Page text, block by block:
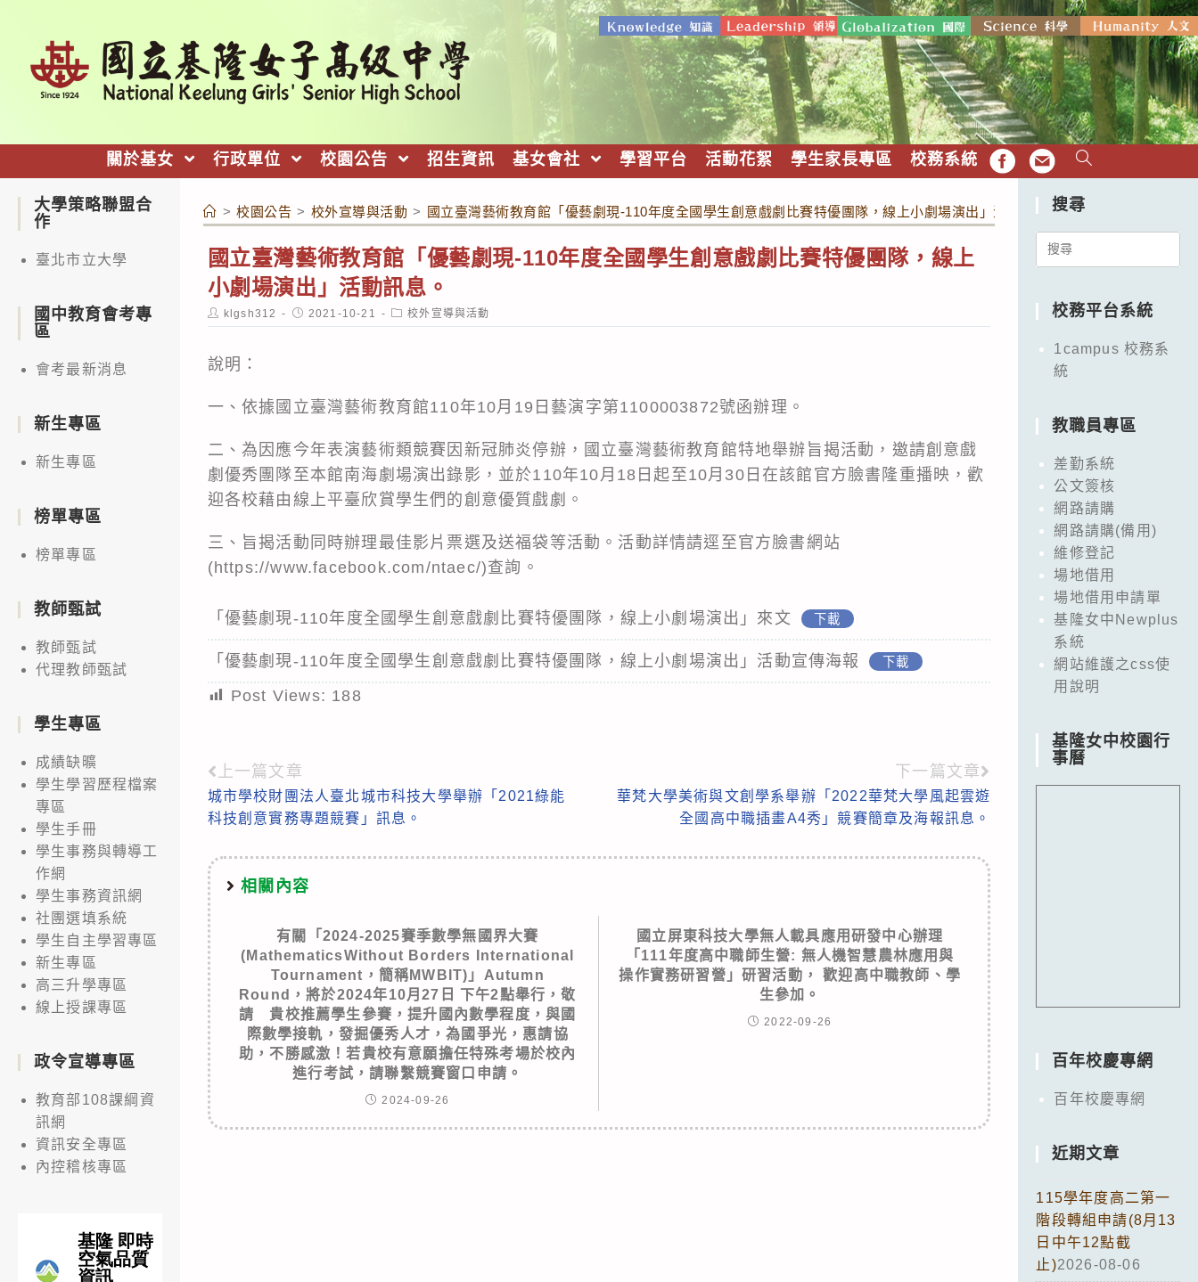
關於基女 行政單位 校園公告 招生資訊 基女會社 學習平台 活動花絮 學生家長專區 校務系統 FB EMAIL
> 校園公告 > 校外宣導與活動 > 國立臺灣藝術教育館「優藝劇現-110年度全國學生創意戲劇比賽特優團隊，線上小劇場演出」活動訊息。
國立臺灣藝術教育館「優藝劇現-110年度全國學生創意戲劇比賽特優團隊，線上
小劇場演出」活動訊息。
Post
author:
klgsh312
Post
published:
2021-10-21
Post
category:
校外宣導與活動
說明：
一、依據國立臺灣藝術教育館110年10月19日藝演字第1100003872號函辦理。
二、為因應今年表演藝術類競賽因新冠肺炎停辦，國立臺灣藝術教育館特地舉辦旨揭活動，邀請創意戲
劇優秀團隊至本館南海劇場演出錄影，並於110年10月18日起至10月30日在該館官方臉書隆重播映，歡
迎各校藉由線上平臺欣賞學生們的創意優質戲劇。
三、旨揭活動同時辦理最佳影片票選及送福袋等活動。活動詳情請逕至官方臉書網站
(https://www.facebook.com/ntaec/)查詢。
「優藝劇現-110年度全國學生創意戲劇比賽特優團隊，線上小劇場演出」來文 下載
「優藝劇現-110年度全國學生創意戲劇比賽特優團隊，線上小劇場演出」活動宣傳海報 下載
Post Views: 188
Read
more
上一篇文章
城市學校財團法人臺北城市科技大學舉辦「2021綠能
科技創意實務專題競賽」訊息。
下一篇文章
華梵大學美術與文創學系舉辦「2022華梵大學風起雲遊
全國高中職插畫A4秀」競賽簡章及海報訊息。
相關內容
有關「2024-2025賽季數學無國界大賽
(MathematicsWithout Borders International
Tournament，簡稱MWBIT)」Autumn
Round，將於2024年10月27日 下午2點舉行，敬
請 貴校推薦學生參賽，提升國內數學程度，與國
際數學接軌，發掘優秀人才，為國爭光，惠請協
助，不勝感激！若貴校有意願擔任特殊考場於校內
進行考試，請聯繫競賽窗口申請。
2024-09-26
國立屏東科技大學無人載具應用研發中心辦理
「111年度高中職師生營: 無人機智慧農林應用與
操作實務研習營」研習活動， 歡迎高中職教師、學
生參加。
2022-09-26
大學策略聯盟合
作
臺北市立大學
國中教育會考專
區
會考最新消息
新生專區
新生專區
榜單專區
榜單專區
教師甄試
教師甄試
代理教師甄試
學生專區
成績缺曠
學生學習歷程檔案
專區
學生手冊
學生事務與轉導工
作網
學生事務資訊網
社團選填系統
學生自主學習專區
新生專區
高三升學專區
線上授課專區
政令宣導專區
教育部108課綱資
訊網
資訊安全專區
內控稽核專區
搜尋
Search
校務平台系統
1campus 校務系
統
教職員專區
差勤系統
公文簽核
網路請購
網路請購(備用)
維修登記
場地借用
場地借用申請單
基隆女中Newplus
系統
網站維護之css使
用說明
基隆女中校園行
事曆
百年校慶專網
百年校慶專網
近期文章
115學年度高二第一
階段轉組申請(8月13
日中午12點截
止)2026-08-06